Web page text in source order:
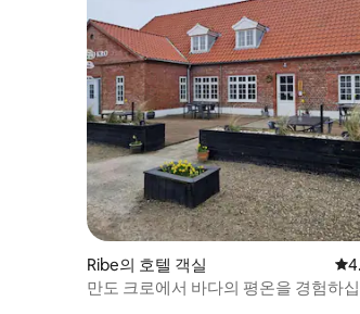
Ribe의 호텔 객실 평
만도 크로에서 바다의 평온을 경험하